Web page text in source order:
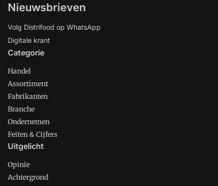
Nieuwsbrieven
Volg Distrifood op WhatsApp
Digitale krant
Categorie
Handel
Assortiment
Fabrikanten
Branche
Ondernemen
Feiten & Cijfers
Uitgelicht
Opinie
Achtergrond